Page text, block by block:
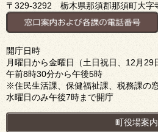
〒329-3292 栃木県那須郡那須町大字
開庁日時
月曜日から金曜日（土日祝日、12月29
午前8時30分から午後5時
※住民生活課、保健福祉課、税務課の窓
水曜日のみ午後7時まで開庁
町役場案内